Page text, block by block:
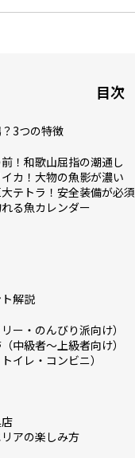
目次
3つの特徴
！和歌山屈指の潮通し
カ！大物の魚影が濃い
テトラ！安全装備が必須
る魚カレンダー
解説
ー・のんびり派向け）
中級者〜上級者向け）
イレ・コンビニ）
アの楽しみ方